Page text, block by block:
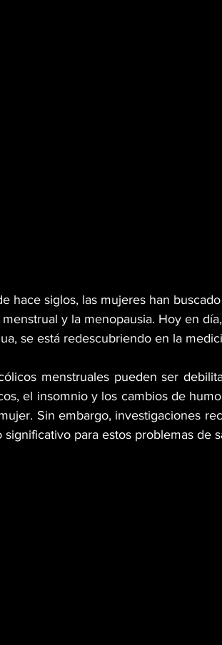
hace siglos, las mujeres han
y la menopausia. Hoy en
se está redescubriendo en la
menstruales pueden ser
el insomnio y los cambios de
Sin embargo, investigaciones
significativo para estos problemas de